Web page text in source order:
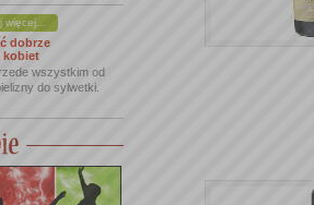
więcej...
dobrze
kobiet
wszystkim od
do sylwetki.